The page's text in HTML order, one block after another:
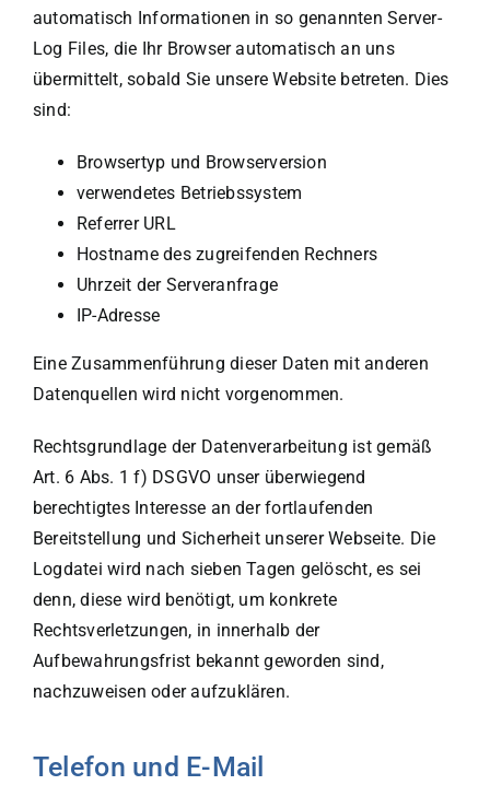
automatisch Informationen in so genannten Server-
Log Files, die Ihr Browser automatisch an uns
übermittelt, sobald Sie unsere Website betreten. Dies
sind:
Browsertyp und Browserversion
verwendetes Betriebssystem
Referrer URL
Hostname des zugreifenden Rechners
Uhrzeit der Serveranfrage
IP-Adresse
Eine Zusammenführung dieser Daten mit anderen
Datenquellen wird nicht vorgenommen.
Rechtsgrundlage der Datenverarbeitung ist gemäß
Art. 6 Abs. 1 f) DSGVO unser überwiegend
berechtigtes Interesse an der fortlaufenden
Bereitstellung und Sicherheit unserer Webseite. Die
Logdatei wird nach sieben Tagen gelöscht, es sei
denn, diese wird benötigt, um konkrete
Rechtsverletzungen, in innerhalb der
Aufbewahrungsfrist bekannt geworden sind,
nachzuweisen oder aufzuklären.
Telefon und E-Mail